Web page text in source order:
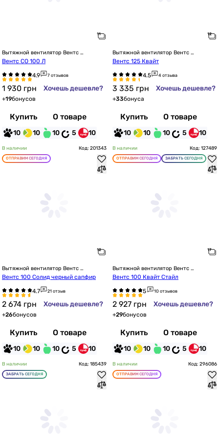
Вытяжной вентилятор Вентс
настенный
Вентс СО 100 Л
7 отзывов
1 930 грн Хочешь дешевле?
+19бонусов
Купить О товаре
10 10 10 5 10
Вытяжной вентилятор Вентс
настенный
Вентс 125 Квайт
4 отзыва
3 335 грн Хочешь дешевле?
+33бонуса
Купить О товаре
10 10 10 5 10
В наличии Код: 201343
ОТПРАВИМ СЕГОДНЯ
Вытяжной вентилятор Вентс
настенный
Вентс 100 Солид черный сапфир
21 отзыв
2 674 грн Хочешь дешевле?
+26бонусов
Купить О товаре
10 10 10 5 10
В наличии Код: 127489
ОТПРАВИМ СЕГОДНЯ ЗАБРАТЬ СЕГОДНЯ
Вытяжной вентилятор Вентс
настенный
Вентс 100 Квайт Стайл
10 отзывов
2 927 грн Хочешь дешевле?
+29бонусов
Купить О товаре
10 10 10 5 10
В наличии Код: 185439
ЗАБРАТЬ СЕГОДНЯ
В наличии Код: 296086
ОТПРАВИМ СЕГОДНЯ